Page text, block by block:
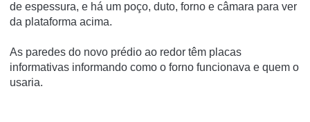
de espessura, e há um poço, duto, forno e câmara para ver
da plataforma acima.
As paredes do novo prédio ao redor têm placas
informativas informando como o forno funcionava e quem o
usaria.